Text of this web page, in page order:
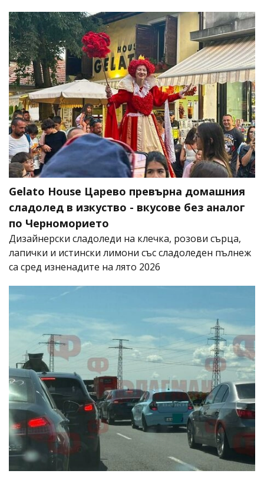
Gelato House Царево превърна домашния
сладолед в изкуство - вкусове без аналог
по Черноморието
Дизайнерски сладоледи на клечка, розови сърца,
лапички и истински лимони със сладоледен пълнеж
са сред изненадите на лято 2026